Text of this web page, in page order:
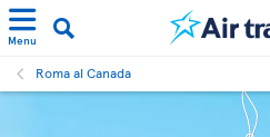
Menu
Roma al Canada